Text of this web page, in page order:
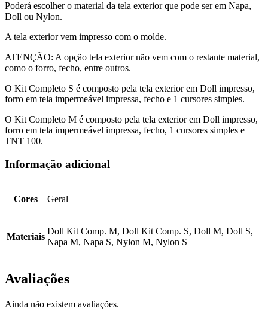
Poderá escolher o material da tela exterior que pode ser em Napa,
Doll ou Nylon.
A tela exterior vem impresso com o molde.
ATENÇÃO: A opção tela exterior não vem com o restante material,
como o forro, fecho, entre outros.
O Kit Completo S é composto pela tela exterior em Doll impresso,
forro em tela impermeável impressa, fecho e 1 cursores simples.
O Kit Completo M é composto pela tela exterior em Doll impresso,
forro em tela impermeável impressa, fecho, 1 cursores simples e
TNT 100.
Informação adicional
Cores Geral
Materiais
Doll Kit Comp. M, Doll Kit Comp. S, Doll M, Doll S,
Napa M, Napa S, Nylon M, Nylon S
Avaliações
Ainda não existem avaliações.